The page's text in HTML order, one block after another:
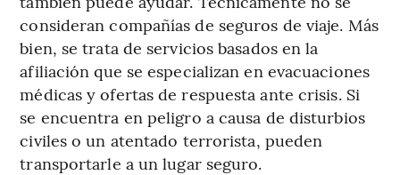
consideran compañías de seguros de viaje. Más
bien, se trata de servicios basados en la
afiliación que se especializan en evacuaciones
médicas y ofertas de respuesta ante crisis. Si
se encuentra en peligro a causa de disturbios
civiles o un atentado terrorista, pueden
transportarle a un lugar seguro.